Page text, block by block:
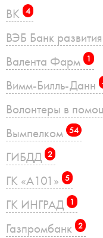
ВК 4
ВЭБ Банк развития
Валента Фарм 1
Вимм-Билль-Данн
Волонтеры в
Вымпелком 54
ГИБДД 2
ГК «А101» 5
ГК ИНГРАД 1
Газпромбанк 2